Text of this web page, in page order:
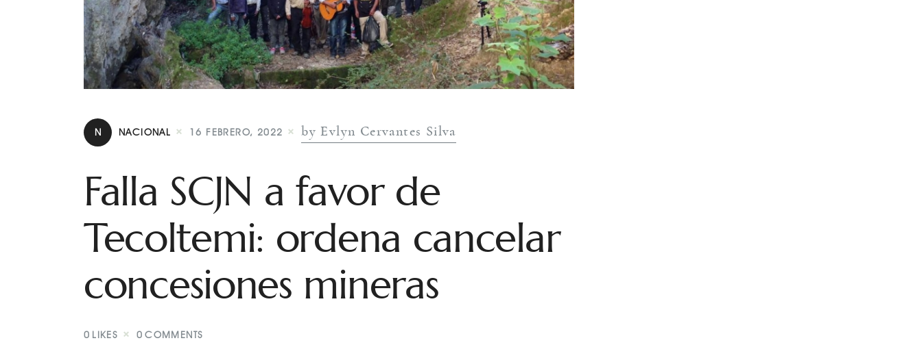
N NACIONAL 16 FEBRERO, 2022 by Evlyn Cervantes Silva
Falla SCJN a favor de
Tecoltemi: ordena cancelar
concesiones mineras
0 LIKES 0 COMMENTS